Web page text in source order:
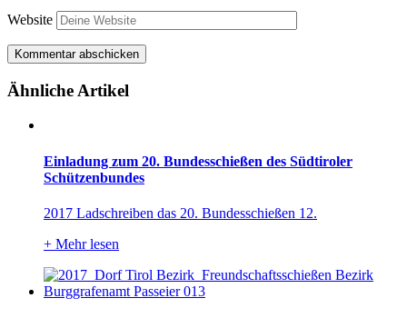
Website
Ähnliche Artikel
Einladung zum 20. Bundesschießen des Südtiroler
Schützenbundes
2017 Ladschreiben das 20. Bundesschießen 12.
+ Mehr lesen